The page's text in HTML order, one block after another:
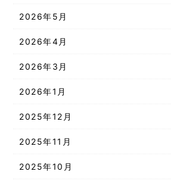
2026年5月
2026年4月
2026年3月
2026年1月
2025年12月
2025年11月
2025年10月